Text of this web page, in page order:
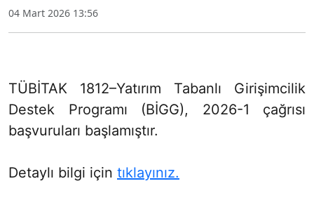
04 Mart 2026 13:56
TÜBİTAK 1812–Yatırım Tabanlı Girişimcilik
Destek Programı (BİGG), 2026-1 çağrısı
başvuruları başlamıştır.
Detaylı bilgi için tıklayınız.